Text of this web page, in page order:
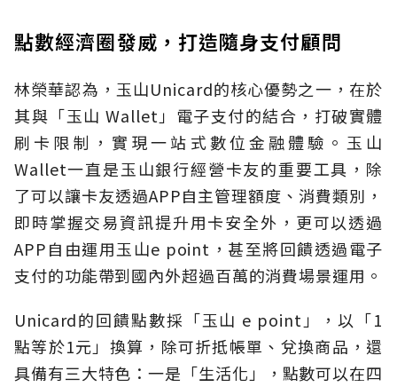
點數經濟圈發威，打造隨身支付顧問
林榮華認為，玉山Unicard的核心優勢之一，在於
其與「玉山 Wallet」電子支付的結合，打破實體
刷卡限制，實現一站式數位金融體驗。玉山
Wallet一直是玉山銀行經營卡友的重要工具，除
了可以讓卡友透過APP自主管理額度、消費類別，
即時掌握交易資訊提升用卡安全外，更可以透過
APP自由運用玉山e point，甚至將回饋透過電子
支付的功能帶到國內外超過百萬的消費場景運用。
Unicard的回饋點數採「玉山 e point」，以「1
點等於1元」換算，除可折抵帳單、兌換商品，還
具備有三大特色：一是「生活化」，點數可以在四